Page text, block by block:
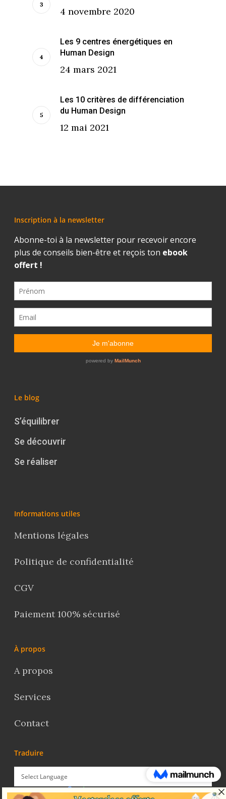
4 novembre 2020
Les 9 centres énergétiques en
Human Design
24 mars 2021
Les 10 critères de différenciation
du Human Design
12 mai 2021
Inscription à la newsletter
Le blog
S’équilibrer
Se découvrir
Se réaliser
Informations utiles
Mentions légales
Politique de confidentialité
CGV
Paiement 100% sécurisé
À propos
A propos
Services
Contact
Traduire